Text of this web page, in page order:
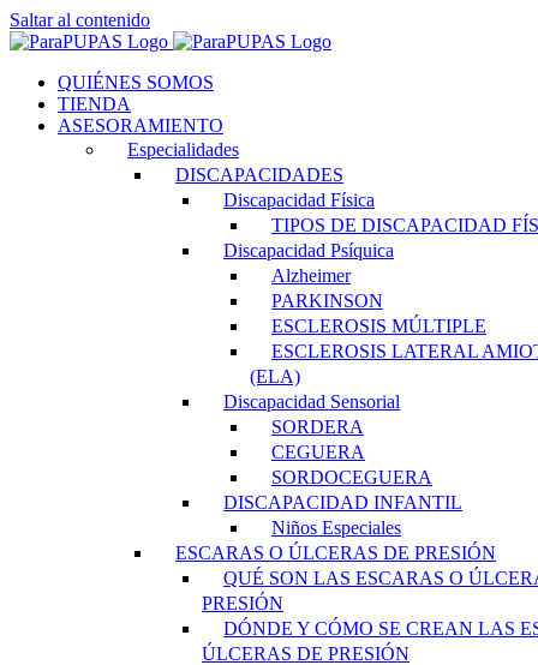
Saltar al contenido
QUIÉNES SOMOS
TIENDA
ASESORAMIENTO
Especialidades
DISCAPACIDADES
Discapacidad Física
TIPOS DE DISCAPACIDAD
Discapacidad Psíquica
Alzheimer
PARKINSON
ESCLEROSIS MÚLTIPLE
ESCLEROSIS LATERAL
(ELA)
Discapacidad Sensorial
SORDERA
CEGUERA
SORDOCEGUERA
DISCAPACIDAD INFANTIL
Niños Especiales
ESCARAS O ÚLCERAS DE PRESIÓN
QUÉ SON LAS ESCARAS O
PRESIÓN
DÓNDE Y CÓMO SE CREAN LAS
ÚLCERAS DE PRESIÓN